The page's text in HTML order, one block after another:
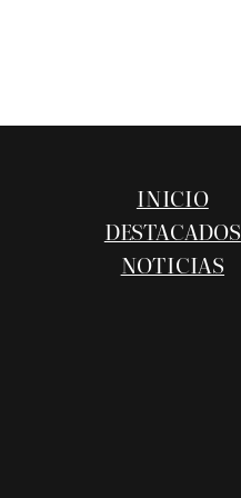
INICIO
DESTACADOS
NOTICIAS